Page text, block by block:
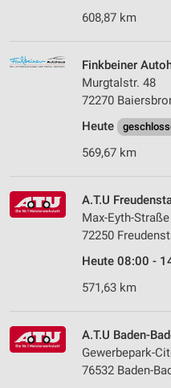
608,87 km
Finkbeiner
Murgtalstr. 48
72270
Heute
569,67 km
A.T.U
Max-Eyth-
72250
Heute 08:00 -
571,63 km
A.T.U Baden-
Gewerbepark-
76532 Baden-